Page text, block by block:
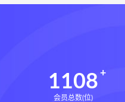
1108
会员总数(位)